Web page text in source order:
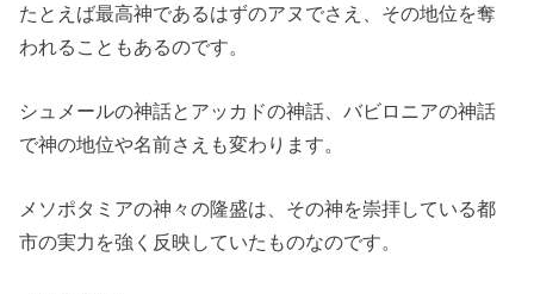
たとえば最高神であるはずのアヌでさえ、その地位を奪
われることもあるのです。
シュメールの神話とアッカドの神話、バビロニアの神話
で神の地位や名前さえも変わります。
メソポタミアの神々の隆盛は、その神を崇拝している都
市の実力を強く反映していたものなのです。